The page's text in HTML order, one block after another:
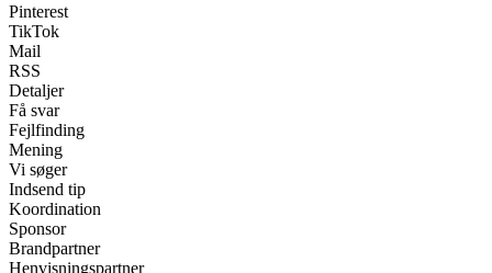
Pinterest
TikTok
Mail
RSS
Detaljer
Få svar
Fejlfinding
Mening
Vi søger
Indsend tip
Koordination
Sponsor
Brandpartner
Henvisningspartner